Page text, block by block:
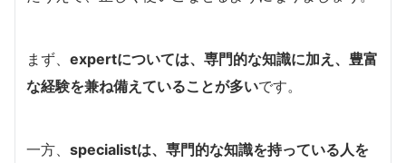
まず、 expertについては、専門的な知識に加え、豊富
な経験を兼ね備えていることが多いです。
一方、 specialistは、専門的な知識を持っている人を